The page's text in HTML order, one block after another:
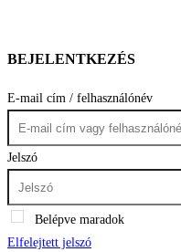
BEJELENTKEZÉS
E-mail cím / felhasználónév
Jelszó
Belépve maradok
Elfelejtett jelszó